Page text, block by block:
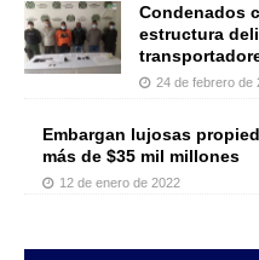
Condenados
estructura
24 de febrero de
Embargan lujosas
más de $35 mil millones
12 de enero de 2022